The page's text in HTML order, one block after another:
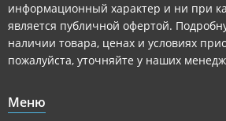
информационный характер и ни при
является публичной офертой.
наличии товара, ценах и условиях
пожалуйста, уточняйте у наших
Меню